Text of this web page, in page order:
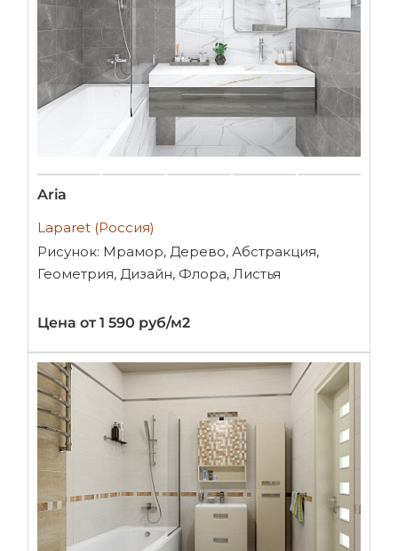
Aria
Laparet (Россия)
Рисунок: Мрамор, Дерево, Абстракция,
Геометрия, Дизайн, Флора, Листья
Цена от 1 590 руб/м2